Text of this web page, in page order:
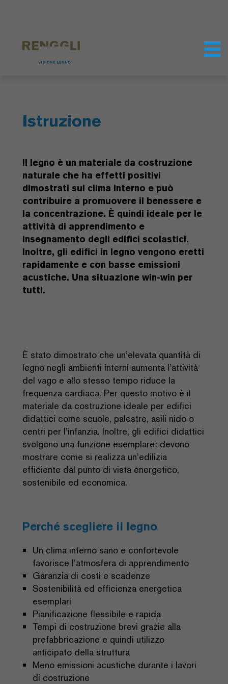
Istruzione
Il legno è un materiale da costruzione
naturale che ha effetti positivi
dimostrati sul clima interno e può
contribuire a promuovere il benessere e
la concentrazione. È quindi ideale per le
attività di apprendimento e
insegnamento degli edifici scolastici.
Inoltre, gli edifici in legno vengono eretti
rapidamente e con basse emissioni
acustiche. Una situazione win-win per
tutti.
È stato dimostrato che un’elevata quantità di
legno negli ambienti interni aumenta l’attività
del vago e allo stesso tempo riduce la
frequenza cardiaca. Per questo motivo è il
materiale da costruzione ideale per edifici
didattici come scuole, palestre, asili nido o
centri per l’infanzia. Inoltre, gli edifici didattici
svolgono una funzione esemplare: devono
mostrare come si realizza un’edilizia
efficiente dal punto di vista energetico,
sostenibile ed economica.
Perché scegliere il legno
Un clima interno sano e confortevole
favorisce l’atmosfera di apprendimento
Garanzia di costi e scadenze
Sostenibilità ed efficienza energetica
esemplari
Pianificazione flessibile e rapida
Tempi di costruzione brevi grazie alla
prefabbricazione e quindi utilizzo
anticipato della struttura
Meno emissioni acustiche durante i lavori
di costruzione